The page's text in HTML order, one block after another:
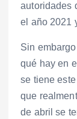
autoridades
el año 2021
Sin
qué hay en
se tiene
que
de abril se